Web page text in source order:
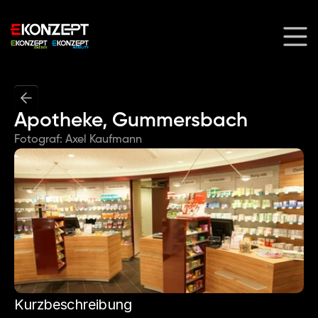
Apotheke, Gummersbach
Fotograf: Axel Kaufmann
Kurzbeschreibung